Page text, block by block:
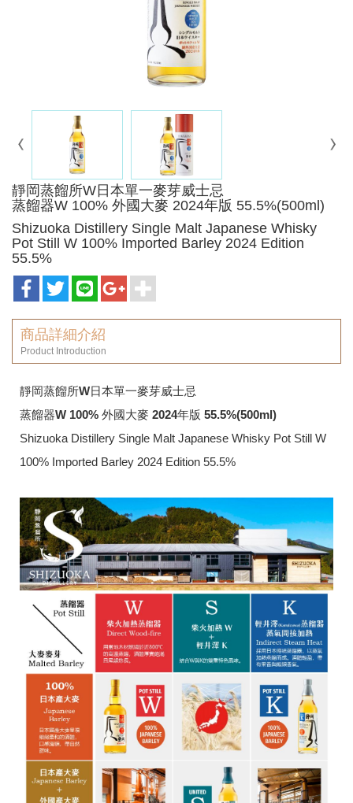
靜岡蒸餾所W日本單一麥芽威士忌
蒸餾器W 100% 外國大麥 2024年版 55.5%(500ml)
Shizuoka Distillery Single Malt Japanese Whisky
Pot Still W 100% Imported Barley 2024 Edition
55.5%
商品詳細介紹
Product Introduction
靜岡蒸餾所W日本單一麥芽威士忌
蒸餾器W 100% 外國大麥 2024年版 55.5%(500ml)
Shizuoka Distillery Single Malt Japanese Whisky Pot Still W
100% Imported Barley 2024 Edition 55.5%